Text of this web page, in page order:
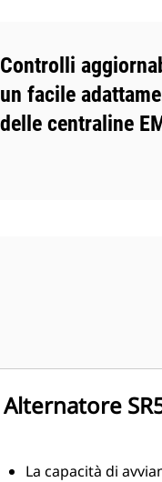
Controlli
un facile
delle centraline
Alternatore
La capacità di